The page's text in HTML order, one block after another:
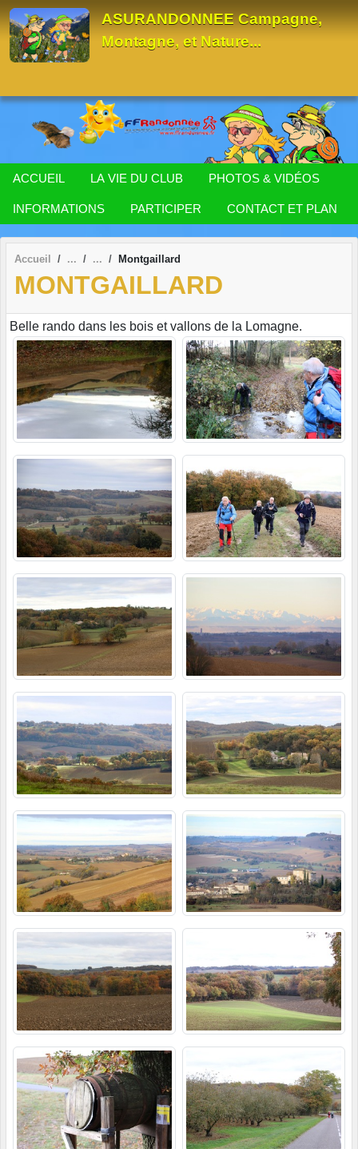
ASURANDONNEE Campagne,
Montagne, et Nature...
ACCUEIL LA VIE DU CLUB PHOTOS & VIDÉOS
INFORMATIONS PARTICIPER CONTACT ET PLAN
Accueil Montgaillard
MONTGAILLARD
Belle rando dans les bois et vallons de la Lomagne.
Panneau de gestion des cookies